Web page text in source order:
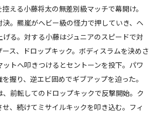
える小藤将太の無差別級マッチで幕開け。
。羆嵐がヘビー級の怪力で押していき、ヘ
げる。対する小藤はジュニアのスピードで対
ス、ドロップキック。ボディスラムを決めさ
トへ叩きつけるとセントーンを投下。パワ
握り、逆エビ固めでギブアップを迫った。
前転してのドロップキックで反撃開始。ク
、続けてミサイルキックを叩き込む。フィ